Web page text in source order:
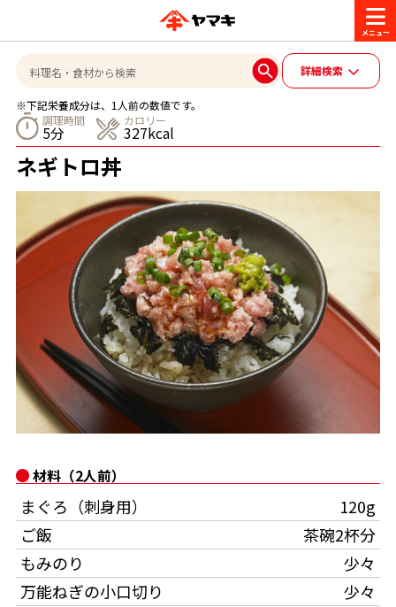
商品情報
ブランド一覧
ヤマキ『めんつゆ』 ヤマキ 割烹白だし
旨さ、別格。だし屋の鍋
レシピ
おいしいレシピを探す
おいしいレシピトップ
主食レシピ
主菜レシピ
汁物レシピ
おいしいレシピを商品から探す
かつお節レシピ
かつお節・だしを楽しむ
かつお節・だしを知る
だしの取り方
かつお節の削り方
かつお節・だしをもっと知る
かつお節・だしを楽しむ
だしコミュ
CM・キャンペーン
キャンペーン一覧
企業・採用情報
企業情報
- 百年対話
採用情報
- ジョブリターン制
お問い合わせ
ヤマキお客様相談室
オンラインショップ
Global
詳細検索
※下記栄養成分は、1人前の数値です。
調理時間
5分
カロリー
327kcal
ネギトロ丼
材料（2人前）
まぐろ（刺身用）
120g
ご飯
茶碗2杯分
もみのり
少々
万能ねぎの小口切り
少々